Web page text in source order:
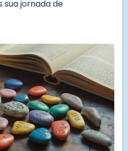
sua jornada de